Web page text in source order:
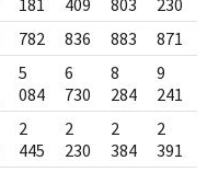
181
409
803
230
782 836 883 871
5
084
6
730
8
284
9
241
2
445
2
230
2
384
2
391